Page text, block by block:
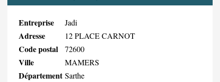
Entreprise Jadi
Adresse 12 PLACE CARNOT
Code postal 72600
Ville MAMERS
Département Sarthe